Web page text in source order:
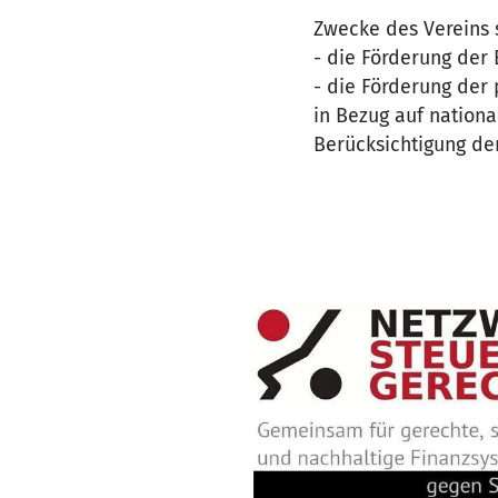
Zwecke des Vereins
- die Förderung der
- die Förderung der
in Bezug auf
Berücksichtigung